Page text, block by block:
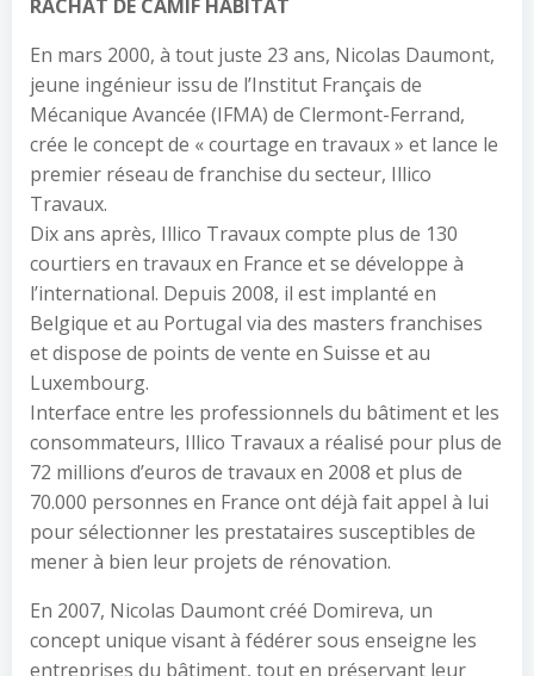
RACHAT DE CAMIF HABITAT
En mars 2000, à tout juste 23 ans, Nicolas Daumont,
jeune ingénieur issu de l’Institut Français de
Mécanique Avancée (IFMA) de Clermont-Ferrand,
crée le concept de « courtage en travaux » et lance le
premier réseau de franchise du secteur, Illico
Travaux.
Dix ans après, Illico Travaux compte plus de 130
courtiers en travaux en France et se développe à
l’international. Depuis 2008, il est implanté en
Belgique et au Portugal via des masters franchises
et dispose de points de vente en Suisse et au
Luxembourg.
Interface entre les professionnels du bâtiment et les
consommateurs, Illico Travaux a réalisé pour plus de
72 millions d’euros de travaux en 2008 et plus de
70.000 personnes en France ont déjà fait appel à lui
pour sélectionner les prestataires susceptibles de
mener à bien leur projets de rénovation.
En 2007, Nicolas Daumont créé Domireva, un
concept unique visant à fédérer sous enseigne les
entreprises du bâtiment, tout en préservant leur